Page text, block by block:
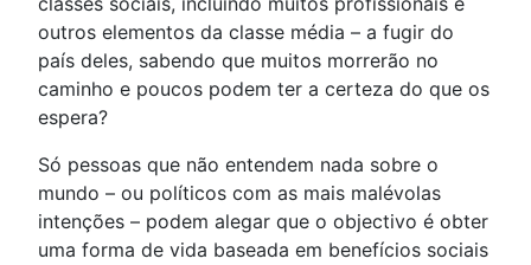
outros elementos da classe média – a fugir do
país deles, sabendo que muitos morrerão no
caminho e poucos podem ter a certeza do que os
espera?
Só pessoas que não entendem nada sobre o
mundo – ou políticos com as mais malévolas
intenções – podem alegar que o objectivo é obter
uma forma de vida baseada em benefícios sociais